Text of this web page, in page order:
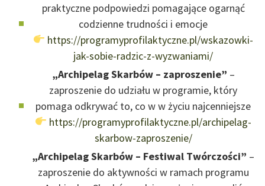
praktyczne podpowiedzi pomagające ogarnąć
codzienne trudności i emocje
https://programyprofilaktyczne.pl/wskazowki-
jak-sobie-radzic-z-wyzwaniami/
„Archipelag Skarbów – zaproszenie” –
zaproszenie do udziału w programie, który
pomaga odkrywać to, co w w życiu najcenniejsze
https://programyprofilaktyczne.pl/archipelag-
skarbow-zaproszenie/
„Archipelag Skarbów – Festiwal Twórczości” –
zaproszenie do aktywności w ramach programu